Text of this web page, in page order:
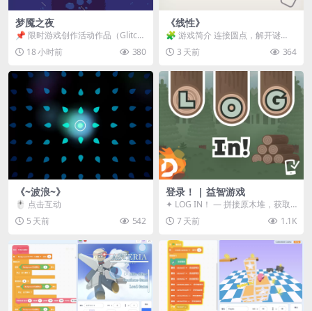
梦魇之夜
📌 限时游戏创作活动作品（Glitch
Game Jam） 📖 故事背景 怪物四...
18 小时前 380
《线性》
🧩 游戏简介 连接圆点，解开谜
题。 ⚠️ 重要提示 所有关卡均可通
关，请确保使用...
3 天前 364
《~波浪~》
🖱️ 点击互动
5 天前
542
登录！ | 益智游戏
✦ LOG IN！ — 拼接原木堆，获取
分数！ ᑕ☲◎ ᑕ☲◎ ᑕ☲◎ ᑕ☲◎ ...
7 天前 1.1K